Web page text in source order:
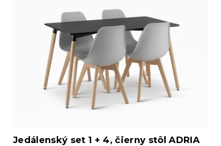
Jedálenský set 1 + 4, čierny stôl ADRIA